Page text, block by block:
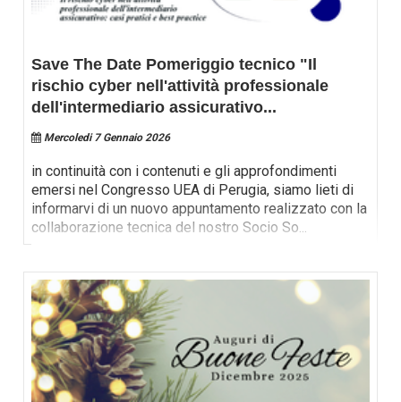
Save The Date Pomeriggio tecnico "Il
rischio cyber nell'attività professionale
dell'intermediario assicurativo...
Mercoledi 7 Gennaio 2026
in continuità con i contenuti e gli approfondimenti
emersi nel Congresso UEA di Perugia, siamo lieti di
informarvi di un nuovo appuntamento realizzato con la
collaborazione tecnica del nostro Socio So...